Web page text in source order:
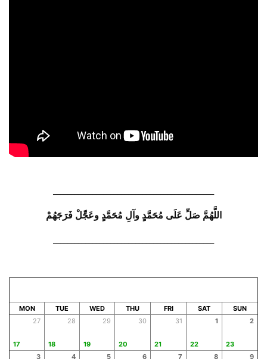
اللَّهُمَّ صَلِّ عَلَى مُحَمَّدٍ وآلِ مُحَمَّدٍ وعَجِّلْ فَرَجَهُمْ
MON TUE WED THU FRI SAT
SUN
27
17
28
18
29
19
30
20
31
21
1
22
2
23
3
4 5 6 7 8 9